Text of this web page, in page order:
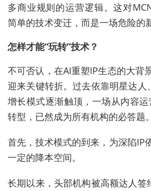
多商业规则的运营逻辑。这对
简单的技术变迁，而是一场危险的
怎样才能“玩转”技术？
不可否认，在AI重塑IP生态的大背
迎来关键转折。过去依靠明星达人
增长模式逐渐触顶，一场从内容运
转型，已然成为所有机构的必答题。
首先，技术模式的到来，为深陷IP
一定的降本空间。
长期以来，头部机构被高额达人签